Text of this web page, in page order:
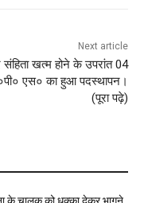
Next article
संहिता खत्म होने के उपरांत 04
एस० का हुआ पदस्थापन।
(पूरा पढ़े)